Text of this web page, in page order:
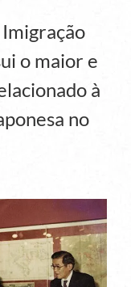
o maior e
à
no